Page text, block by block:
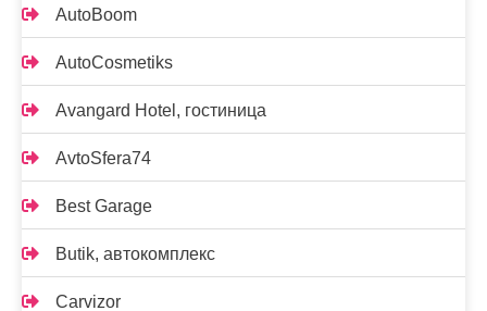
AutoBoom
AutoCosmetiks
Avangard Hotel, гостиница
AvtoSfera74
Best Garage
Butik, автокомплекс
Carvizor